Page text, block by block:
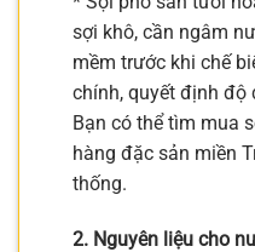
sợi khô, cần ngâm
mềm trước khi chế
chính, quyết định độ
Bạn có thể tìm mua
hàng đặc sản miền
thống.
2. Nguyên liệu cho